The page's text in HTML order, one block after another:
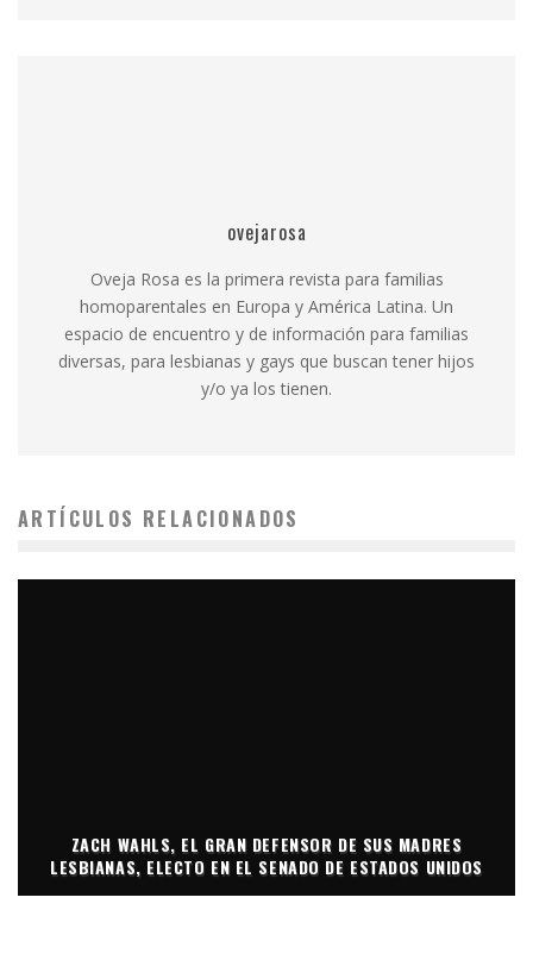
ovejarosa
Oveja Rosa es la primera revista para familias
homoparentales en Europa y América Latina. Un
espacio de encuentro y de información para familias
diversas, para lesbianas y gays que buscan tener hijos
y/o ya los tienen.
ARTÍCULOS RELACIONADOS
ZACH WAHLS, EL GRAN DEFENSOR DE SUS MADRES
LESBIANAS, ELECTO EN EL SENADO DE ESTADOS UNIDOS